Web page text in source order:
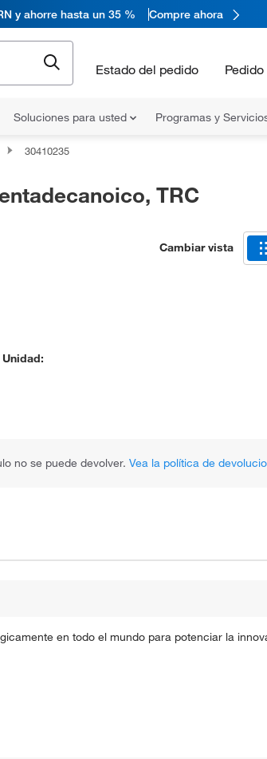
y ahorre hasta un 35 % Compre ahora
Estado del pedido
Soluciones para usted Programas y
30410235
TRC
Cambiar vista
no se puede devolver. Vea la política de
en todo el mundo para potenciar la